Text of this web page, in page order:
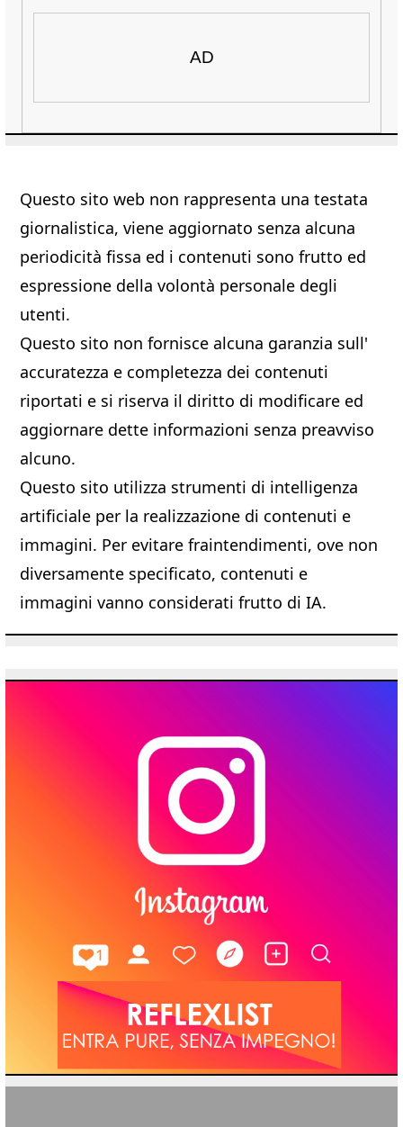
AD
Questo sito web non rappresenta una testata
giornalistica, viene aggiornato senza alcuna
periodicità fissa ed i contenuti sono frutto ed
espressione della volontà personale degli
utenti.
Questo sito non fornisce alcuna garanzia sull'
accuratezza e completezza dei contenuti
riportati e si riserva il diritto di modificare ed
aggiornare dette informazioni senza preavviso
alcuno.
Questo sito utilizza strumenti di intelligenza
artificiale per la realizzazione di contenuti e
immagini. Per evitare fraintendimenti, ove non
diversamente specificato, contenuti e
immagini vanno considerati frutto di IA.